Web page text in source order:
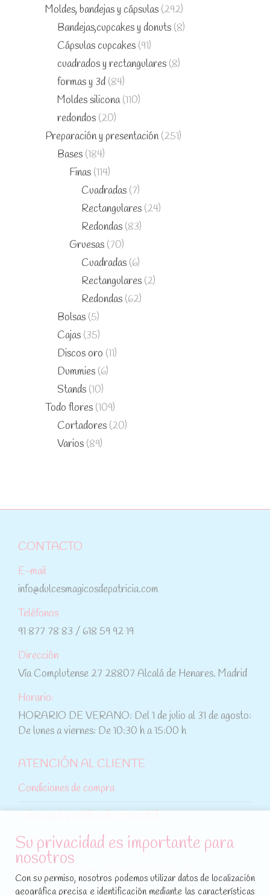
Moldes, bandejas y cápsulas (292)
Bandejas,cupcakes y donuts (8)
Cápsulas cupcakes (91)
cuadrados y rectangulares (8)
formas y 3d (84)
Moldes silicona (110)
redondos (20)
Preparación y presentación (251)
Bases (184)
Finas (114)
Cuadradas (7)
Rectangulares (24)
Redondas (83)
Gruesas (70)
Cuadradas (6)
Rectangulares (2)
Redondas (62)
Bolsas (5)
Cajas (35)
Discos oro (11)
Dummies (6)
Stands (10)
Todo flores (109)
Cortadores (20)
Varios (89)
CONTACTO
E-mail
info@dulcesmagicosdepatricia.com
Teléfonos
91 877 78 83 / 618 59 92 19
Dirección
Vía Complutense 27 28807 Alcalá de Henares. Madrid
Horario:
HORARIO DE VERANO: Del 1 de julio al 31 de agosto:
De lunes a viernes: De 10:30 h a 15:00 h
ATENCIÓN AL CLIENTE
Condiciones de compra
Política de cookies
SÍGUENOS EN REDES SOCIALES
Su privacidad es importante para
nosotros
Con su permiso, nosotros podemos utilizar datos de localización
geográfica precisa e identificación mediante las características